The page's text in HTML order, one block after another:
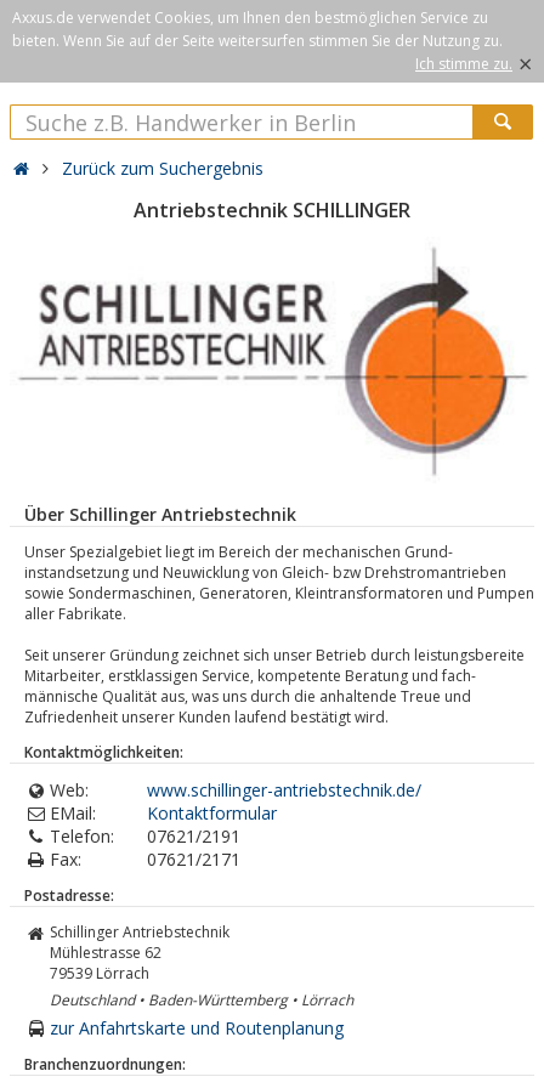
Axxus.de verwendet Cookies, um Ihnen den bestmöglichen Service zu
bieten. Wenn Sie auf der Seite weitersurfen stimmen Sie der Nutzung zu.
Ich stimme zu. ×
Zurück zum Suchergebnis
Antriebstechnik SCHILLINGER
Über Schillinger Antriebstechnik
Unser Spezialgebiet liegt im Bereich der mechanischen Grund-
instandsetzung und Neuwicklung von Gleich- bzw Drehstromantrieben
sowie Sondermaschinen, Generatoren, Kleintransformatoren und Pumpen
aller Fabrikate.
Seit unserer Gründung zeichnet sich unser Betrieb durch leistungsbereite
Mitarbeiter, erstklassigen Service, kompetente Beratung und fach-
männische Qualität aus, was uns durch die anhaltende Treue und
Zufriedenheit unserer Kunden laufend bestätigt wird.
Kontaktmöglichkeiten:
Web:
www.schillinger-antriebstechnik.de/
EMail:
Kontaktformular
Telefon:
07621/2191
Fax:
07621/2171
Postadresse:
Schillinger Antriebstechnik
Mühlestrasse 62
79539 Lörrach
Deutschland • Baden-Württemberg • Lörrach
zur Anfahrtskarte und Routenplanung
Branchenzuordnungen: